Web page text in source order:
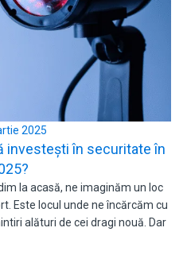
2025
investești în securitate în
la acasă, ne imaginăm un loc
Este locul unde ne încărcăm cu
alături de cei dragi nouă. Dar